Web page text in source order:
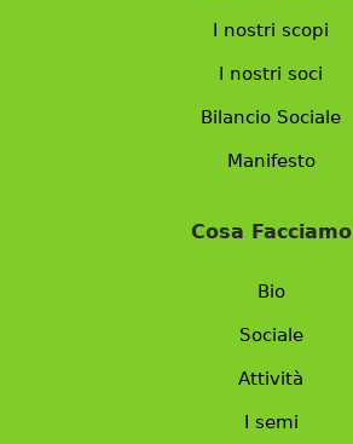
I nostri scopi
I nostri soci
Bilancio Sociale
Manifesto
Cosa Facciamo
Bio
Sociale
Attività
I semi